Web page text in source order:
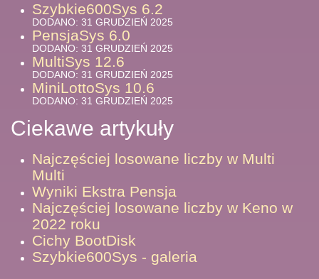
Szybkie600Sys 6.2
DODANO: 31 GRUDZIEŃ 2025
PensjaSys 6.0
DODANO: 31 GRUDZIEŃ 2025
MultiSys 12.6
DODANO: 31 GRUDZIEŃ 2025
MiniLottoSys 10.6
DODANO: 31 GRUDZIEŃ 2025
Ciekawe artykuły
Najczęściej losowane liczby w Multi
Multi
Wyniki Ekstra Pensja
Najczęściej losowane liczby w Keno w
2022 roku
Cichy BootDisk
Szybkie600Sys - galeria